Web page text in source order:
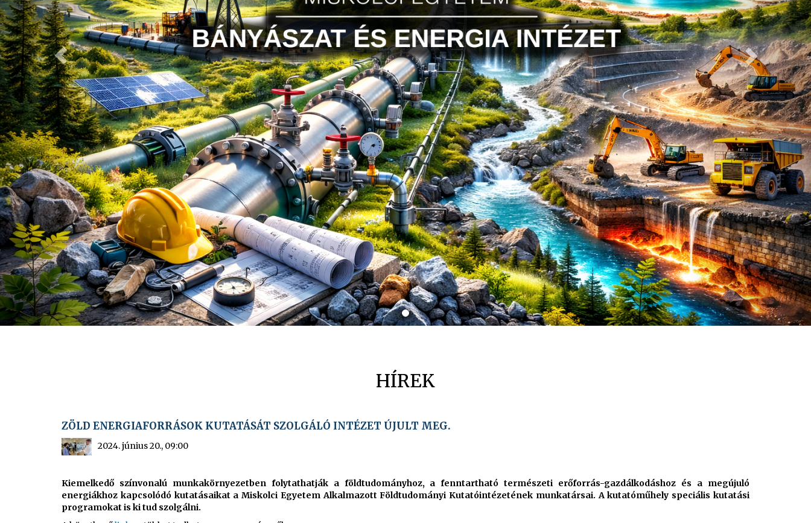
HÍREK
ZÖLD ENERGIAFORRÁSOK KUTATÁSÁT SZOLGÁLÓ INTÉZET ÚJULT MEG.
2024. június 20., 09:00
Kiemelkedő színvonalú munkakörnyezetben folytathatják a földtudományhoz, a fenntartható természeti erőforrás-gazdálkodáshoz és a megújuló
energiákhoz kapcsolódó kutatásaikat a Miskolci Egyetem Alkalmazott Földtudományi Kutatóintézetének munkatársai. A kutatóműhely speciális kutatási
programokat is ki tud szolgálni.